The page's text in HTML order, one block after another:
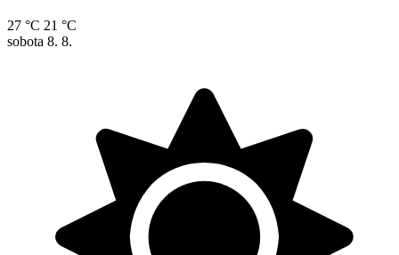
27 °C 21 °C
sobota 8. 8.